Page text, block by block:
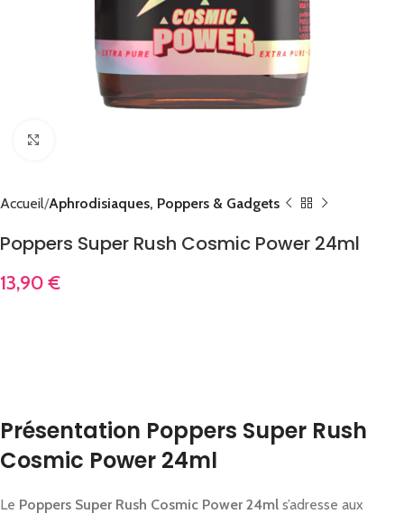
Accueil Aphrodisiaques, Poppers & Gadgets
Poppers Super Rush Cosmic Power 24ml
13,90€
Présentation Poppers Super Rush
Cosmic Power 24ml
Le Poppers Super Rush Cosmic Power 24ml s’adresse aux